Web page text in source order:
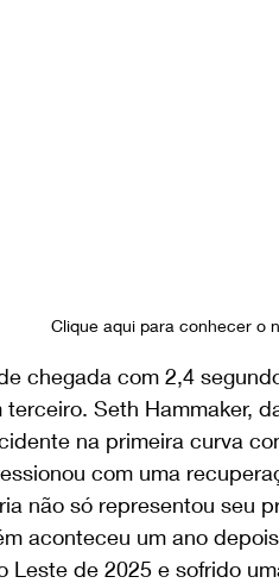
Clique aqui para conhecer o
chegada com 2,4
Seth Hammaker,
na primeira curva
com uma
não só representou seu
aconteceu um ano
Leste de 2025 e sofrido